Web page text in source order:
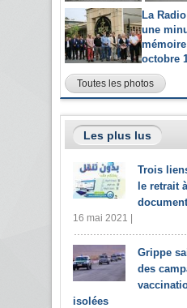
La
une
octobre
Toutes les photos
Les plus lus
Trois
le retrait
16 mai 2021 |
Grippe
des
isolées